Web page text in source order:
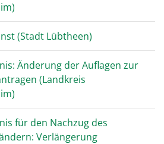
(Stadt Lübtheen)
Änderung der Auflagen zur
(Landkreis
für den Nachzug des
Verlängerung